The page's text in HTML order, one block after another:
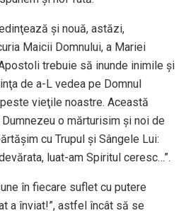
și nouă, astăzi,
Maicii Domnului, a Mariei
trebuie să inunde inimile și
de a-L vedea pe Domnul
vieţile noastre. Această
o mărturisim și noi de
cu Trupul și Sângele Lui:
luat-am Spiritul ceresc…”.
în fiecare suflet cu putere
a înviat!”, astfel încât să se